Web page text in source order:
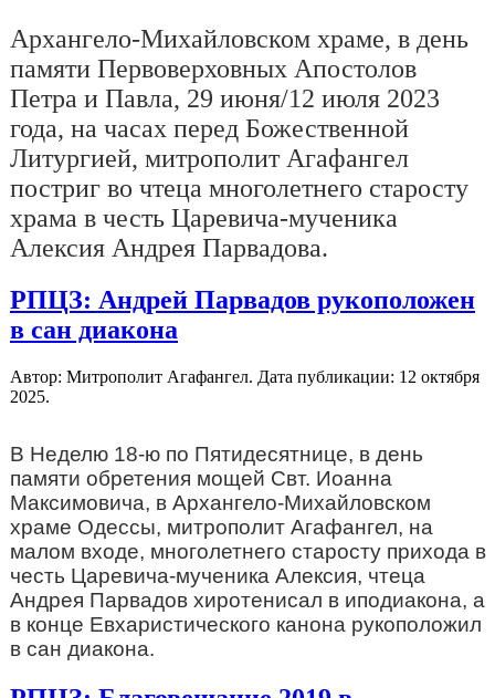
Архангело-Михайловском храме, в день
памяти Первоверховных Апостолов
Петра и Павла, 29 июня/12 июля 2023
года, на часах перед Божественной
Литургией, митрополит Агафангел
постриг во чтеца многолетнего старосту
храма в честь Царевича-мученика
Алексия Андрея Парвадова.
РПЦЗ: Андрей Парвадов рукоположен
в сан диакона
Автор: Митрополит Агафангел. Дата публикации: 12 октября
2025.
В Неделю 18-ю по Пятидесятнице, в день
памяти обретения мощей Свт. Иоанна
Максимовича, в Архангело-Михайловском
храме Одессы, митрополит Агафангел, на
малом входе, многолетнего старосту прихода в
честь Царевича-мученика Алексия, чтеца
Андрея Парвадов хиротенисал в иподиакона, а
в конце Евхаристического канона рукоположил
в сан диакона.